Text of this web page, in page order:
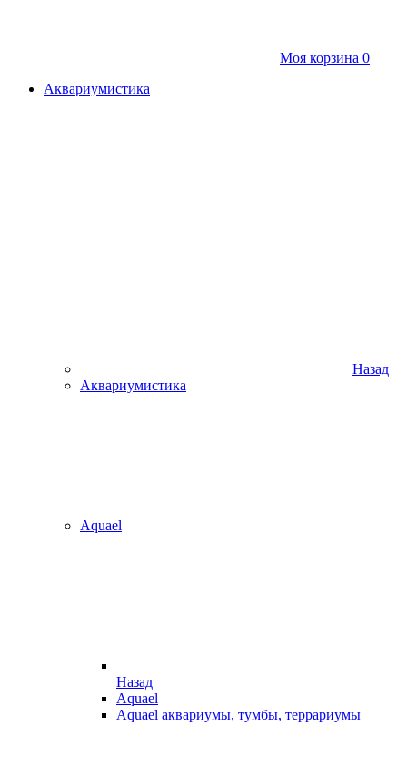
Моя корзина 0
Аквариумистика
Назад
Аквариумистика
Aquael
Назад
Aquael
Aquael аквариумы, тумбы, террариумы